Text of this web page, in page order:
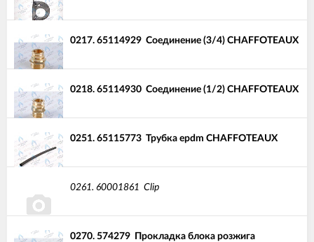
0217. 65114929 Соединение (3/4) CHAFFOTEAUX
0218. 65114930 Соединение (1/2) CHAFFOTEAUX
0251. 65115773 Трубка epdm CHAFFOTEAUX
0261. 60001861 Clip
0270. 574279 Прокладка блока розжига